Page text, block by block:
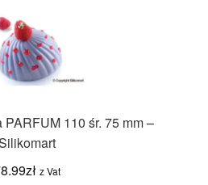
110 śr. 75 mm –
zł z Vat